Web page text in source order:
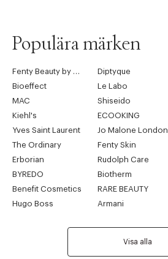
Populära märken
Diptyque
Bioeffect
Le Labo
MAC
Shiseido
Kiehl's
ECOOKING
Yves Saint Laurent
Jo Malone London
The Ordinary
Fenty Skin
Erborian
Rudolph Care
BYREDO
Biotherm
Benefit Cosmetics
RARE BEAUTY
Hugo Boss
Armani
Visa alla